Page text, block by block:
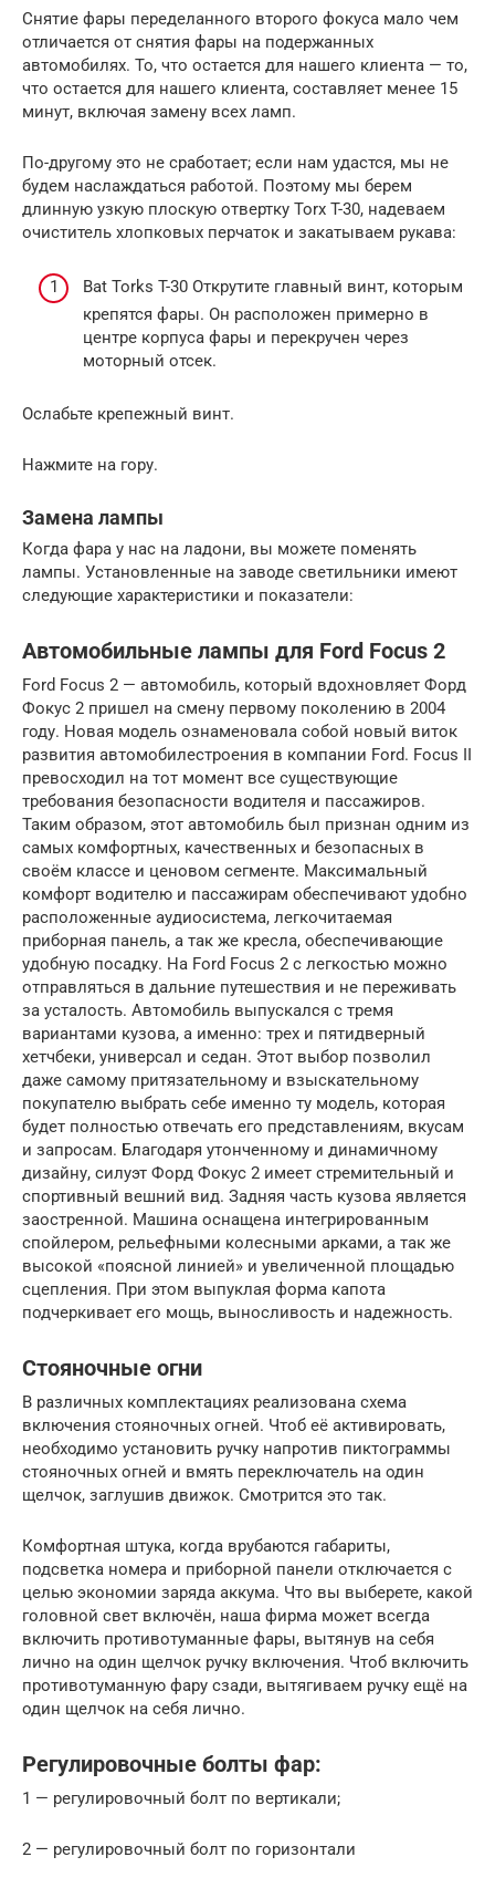
Снятие фары переделанного второго фокуса мало чем
отличается от снятия фары на подержанных
автомобилях. То, что остается для нашего клиента — то,
что остается для нашего клиента, составляет менее 15
минут, включая замену всех ламп.
По-другому это не сработает; если нам удастся, мы не
будем наслаждаться работой. Поэтому мы берем
длинную узкую плоскую отвертку Torx T-30, надеваем
очиститель хлопковых перчаток и закатываем рукава:
Bat Torks T-30 Открутите главный винт, которым
крепятся фары. Он расположен примерно в
центре корпуса фары и перекручен через
моторный отсек.
Ослабьте крепежный винт.
Нажмите на гору.
Замена лампы
Когда фара у нас на ладони, вы можете поменять
лампы. Установленные на заводе светильники имеют
следующие характеристики и показатели:
Автомобильные лампы для Ford Focus 2
Ford Focus 2 — автомобиль, который вдохновляет Форд
Фокус 2 пришел на смену первому поколению в 2004
году. Новая модель ознаменовала собой новый виток
развития автомобилестроения в компании Ford. Focus II
превосходил на тот момент все существующие
требования безопасности водителя и пассажиров.
Таким образом, этот автомобиль был признан одним из
самых комфортных, качественных и безопасных в
своём классе и ценовом сегменте. Максимальный
комфорт водителю и пассажирам обеспечивают удобно
расположенные аудиосистема, легкочитаемая
приборная панель, а так же кресла, обеспечивающие
удобную посадку. На Ford Focus 2 с легкостью можно
отправляться в дальние путешествия и не переживать
за усталость. Автомобиль выпускался с тремя
вариантами кузова, а именно: трех и пятидверный
хетчбеки, универсал и седан. Этот выбор позволил
даже самому притязательному и взыскательному
покупателю выбрать себе именно ту модель, которая
будет полностью отвечать его представлениям, вкусам
и запросам. Благодаря утонченному и динамичному
дизайну, силуэт Форд Фокус 2 имеет стремительный и
спортивный вешний вид. Задняя часть кузова является
заостренной. Машина оснащена интегрированным
спойлером, рельефными колесными арками, а так же
высокой «поясной линией» и увеличенной площадью
сцепления. При этом выпуклая форма капота
подчеркивает его мощь, выносливость и надежность.
Стояночные огни
В различных комплектациях реализована схема
включения стояночных огней. Чтоб её активировать,
необходимо установить ручку напротив пиктограммы
стояночных огней и вмять переключатель на один
щелчок, заглушив движок. Смотрится это так.
Комфортная штука, когда врубаются габариты,
подсветка номера и приборной панели отключается с
целью экономии заряда аккума. Что вы выберете, какой
головной свет включён, наша фирма может всегда
включить противотуманные фары, вытянув на себя
лично на один щелчок ручку включения. Чтоб включить
противотуманную фару сзади, вытягиваем ручку ещё на
один щелчок на себя лично.
Регулировочные болты фар:
1 — регулировочный болт по вертикали;
2 — регулировочный болт по горизонтали